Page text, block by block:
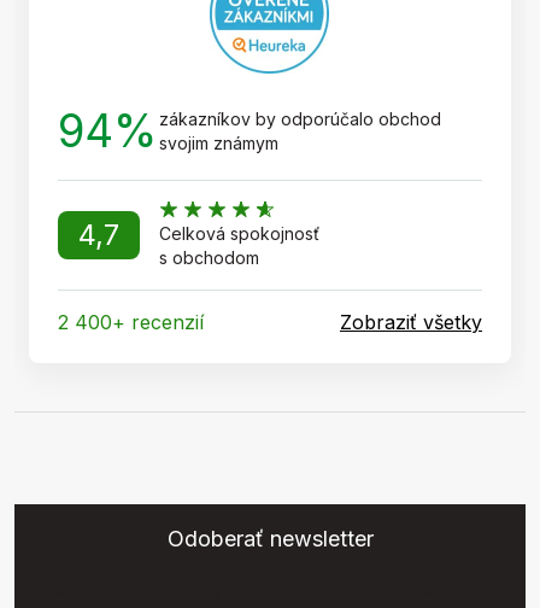
94% zákazníkov by odporúčalo obchod
svojim známym
4,7
Celková spokojnosť
s obchodom
2 400+ recenzií Zobraziť všetky
Odoberať newsletter